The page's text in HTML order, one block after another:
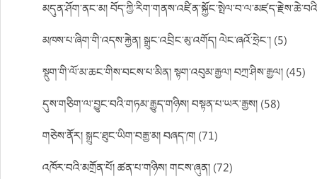
མདུན་ཤོག་ནང་མ།
མཁས་པ་ཞིག་གི་འདས་རྐྱེན། སྒྲུང་འབྲིང་མུ་འགོད། ལེང་ཞའོ་ཧྲེང་། (5)
སྡུག་གི་ལོ་མ་ཆང་གིས་བངས་པ་མིན། སྟག་འབུམ་རྒྱལ། བཀྲ་ཤིས་རྒྱལ། (45)
དུས་གཅིག་ལ་བྱུང་བའི་གཏམ་རྒྱུད་གཉིས། བསྟན་པ་ཡར་རྒྱས། (58)
གཅེས་ནོར། སྒྲུང་ཐུང་ཡིག་བརྒྱ་མ། བཞད་ཁ། (71)
འཁོར་བའི་མགྲོན་པོ། ཚན་པ་གཉིས། གངས་ཞུན། (72)